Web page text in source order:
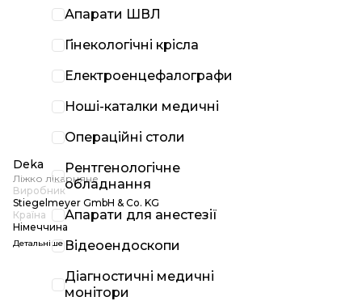
Апарати ШВЛ
Гінекологічні крісла
Електроенцефалографи
Ноші-каталки медичні
Операційні столи
Рентгенологічне
обладнання
Апарати для анестезії
Відеоендоскопи
Діагностичні медичні
монітори
Deka
Ліжко лікарняне
Виробник
Stiegelmeyer GmbH & Co. KG
Країна
Німеччина
Детальніше